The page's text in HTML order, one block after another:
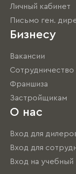
Личный кабинет
Письмо ген.
Бизнесу
Вакансии
Сотрудничество
Франшиза
Застройщикам
О нас
Вход для
Вход для
Вход на учебный